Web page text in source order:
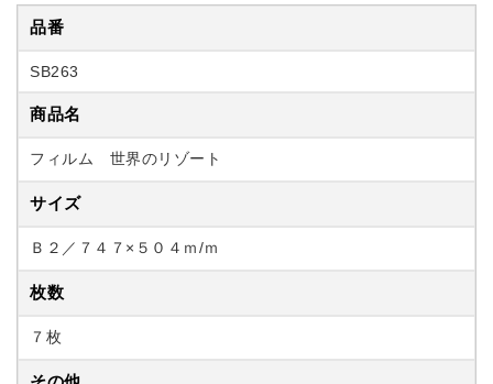
品番
SB263
商品名
フィルム 世界のリゾート
サイズ
Ｂ２／７４７×５０４ｍ/ｍ
枚数
７枚